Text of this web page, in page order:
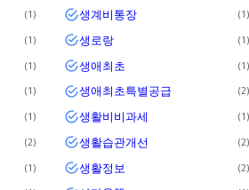
1 생계비통장 1
1 생로랑 1
1 생애최초 1
1 생애최초특별공급 2
1 생활비비과세 1
2 생활습관개선 2
1 생활정보 2